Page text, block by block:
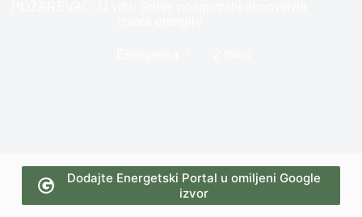
Dodajte Energetski Portal u omiljeni Google
izvor